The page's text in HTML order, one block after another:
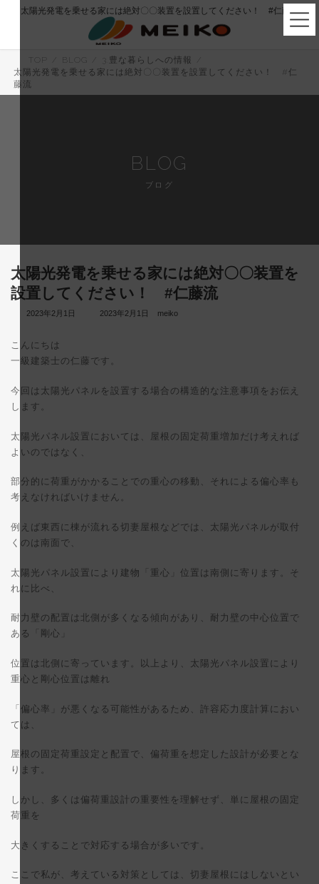
キ
に
太陽光発電を乗せる家には絶対〇〇装置を設置してください！ #仁藤流
TOP BLOG
3.豊な暮らしへの情報
太陽光発電を乗せる家には絶対〇〇装置を設置してください！ #仁
藤流
BLOG
ブログ
太陽光発電を乗せる家には絶対〇〇装置を
設置してください！ #仁藤流
2023年2月1日
最
時
2023年2月1日 meiko
こんにちは
一級建築士の仁藤です。
今回は太陽光パネルを設置する場合の構造的な注意事項をお伝え
します。
太陽光パネル設置においては、屋根の固定荷重増加だけ考えれば
よいのではなく、
部分的に荷重がかかることでの重心の移動、それによる偏心率も
考えなければいけません。
例えば東西に棟が流れる切妻屋根などでは、太陽光パネルが取付
くのは南面で、
太陽光パネル設置により建物「重心」位置は南側に寄ります。そ
れに比べ、
耐力壁の配置は北側が多くなる傾向があり、耐力壁の中心位置で
ある「剛心」
位置は北側に寄っています。以上より、太陽光パネル設置により
重心と剛心位置は離れ
「偏心率」が悪くなる可能性があるため、許容応力度計算におい
ては、
屋根の固定荷重設定と配置で、偏荷重を想定した設計が必要とな
ります。
しかし、多くは偏荷重設計の重要性を理解せず、単に屋根の固定
荷重を
大きくすることで対応する場合が多いです。
ここで私が、考えている対策としては、切妻屋根にはしないとい